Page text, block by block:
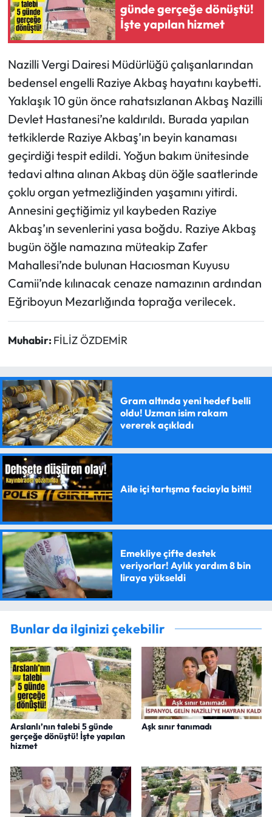
günde gerçeğe dönüştü!
İşte yapılan hizmet
Nazilli Vergi Dairesi Müdürlüğü çalışanlarından
bedensel engelli Raziye Akbaş hayatını kaybetti.
Yaklaşık 10 gün önce rahatsızlanan Akbaş Nazilli
Devlet Hastanesi’ne kaldırıldı. Burada yapılan
tetkiklerde Raziye Akbaş’ın beyin kanaması
geçirdiği tespit edildi. Yoğun bakım ünitesinde
tedavi altına alınan Akbaş dün öğle saatlerinde
çoklu organ yetmezliğinden yaşamını yitirdi.
Annesini geçtiğimiz yıl kaybeden Raziye
Akbaş’ın sevenlerini yasa boğdu. Raziye Akbaş
bugün öğle namazına müteakip Zafer
Mahallesi’nde bulunan Hacıosman Kuyusu
Camii’nde kılınacak cenaze namazının ardından
Eğriboyun Mezarlığında toprağa verilecek.
Muhabir: FİLİZ ÖZDEMİR
Gram altında yeni hedef belli
oldu! Uzman isim rakam
vererek açıkladı
Aile içi tartışma faciayla bitti!
Emekliye çifte destek
veriyorlar! Aylık yardım 8 bin
liraya yükseldi
Bunlar da ilginizi çekebilir
Arslanlı’nın talebi 5 günde
gerçeğe dönüştü! İşte yapılan
hizmet
Aşk sınır tanımadı